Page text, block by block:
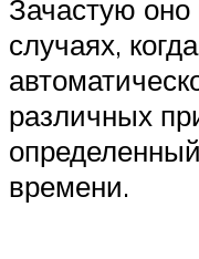
Зачастую оно
случаях,
различных
времени.